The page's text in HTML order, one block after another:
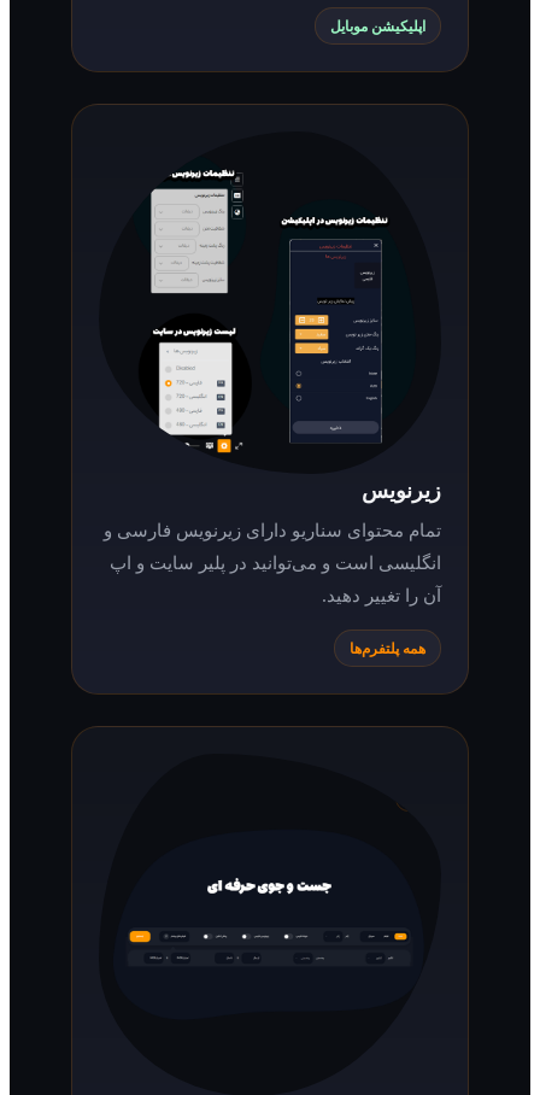
اپلیکیشن موبایل
تمام محتوای سناریو دارای زیرنویس فارسی و
انگلیسی است و می‌توانید در پلیر سایت و اپ
آن را تغییر دهید.
همه پلتفرم‌ها